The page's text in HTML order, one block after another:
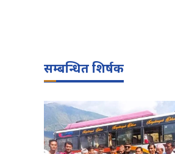
सम्बन्धित शिर्षक